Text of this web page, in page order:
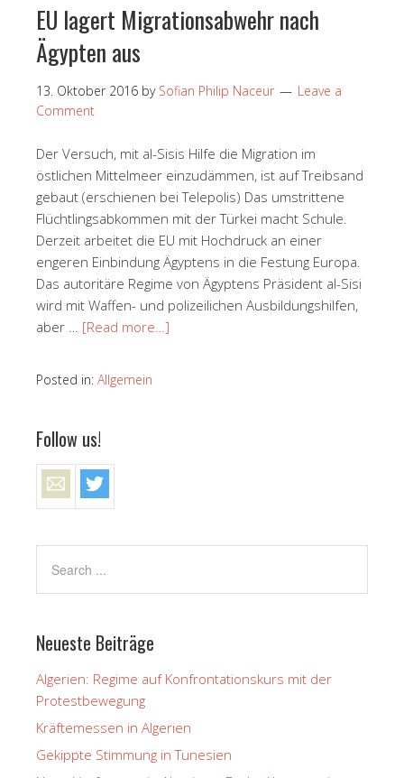
EU lagert Migrationsabwehr nach
Ägypten aus
13. Oktober 2016 by Sofian Philip Naceur
Leave a
Comment
Der Versuch, mit al-Sisis Hilfe die Migration im
östlichen Mittelmeer einzudämmen, ist auf Treibsand
gebaut (erschienen bei Telepolis) Das umstrittene
Flüchtlingsabkommen mit der Türkei macht Schule.
Derzeit arbeitet die EU mit Hochdruck an einer
engeren Einbindung Ägyptens in die Festung Europa.
Das autoritäre Regime von Ägyptens Präsident al-Sisi
wird mit Waffen- und polizeilichen Ausbildungshilfen,
aber … [Read more…]
Posted in: Allgemein
Follow us!
Neueste Beiträge
Algerien: Regime auf Konfrontationskurs mit der
Protestbewegung
Kräftemessen in Algerien
Gekippte Stimmung in Tunesien